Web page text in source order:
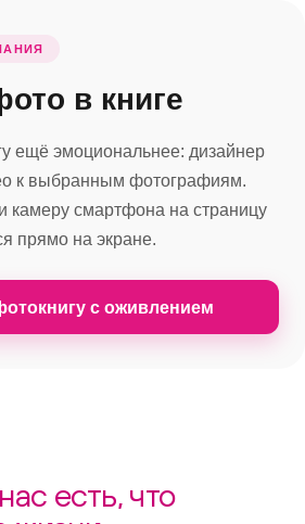
в книге
ещё эмоциональнее: дизайнер
к выбранным фотографиям.
камеру смартфона на страницу
прямо на экране.
с оживлением
есть, что